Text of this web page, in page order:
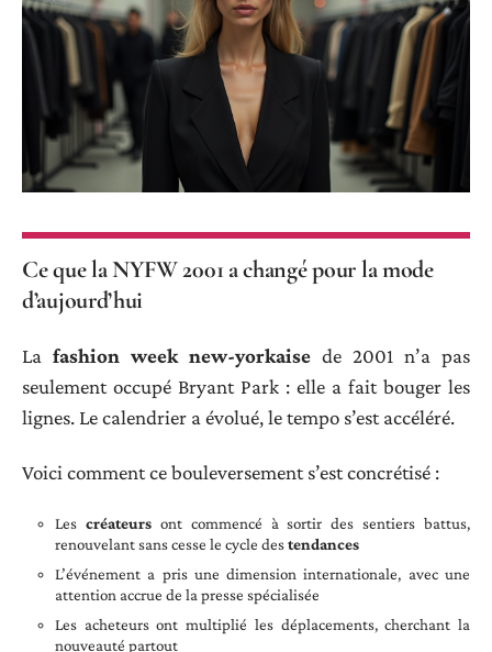
Ce que la NYFW 2001 a changé pour la mode
d’aujourd’hui
La fashion week new-yorkaise de 2001 n’a pas
seulement occupé Bryant Park : elle a fait bouger les
lignes. Le calendrier a évolué, le tempo s’est accéléré.
Voici comment ce bouleversement s’est concrétisé :
Les créateursont commencé à sortir des sentiers battus,
renouvelant sans cesse le cycle destendances
L’événement a pris une dimension internationale, avec une
attention accrue de la presse spécialisée
Les acheteurs ont multiplié les déplacements, cherchant la
nouveauté partout